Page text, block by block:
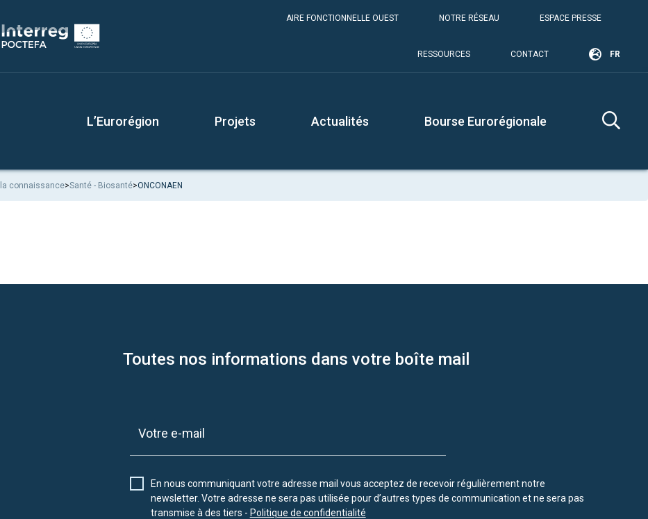
AIRE FONCTIONNELLE OUEST NOTRE RÉSEAU ESPACE PRESSE
RESSOURCES CONTACT FR
L’Eurorégion Projets Actualités Bourse Eurorégionale
connaissance>Santé - Biosanté>ONCONAEN
Toutes nos informations dans votre boîte mail
En nous communiquant votre adresse mail vous acceptez de recevoir régulièrement notre
newsletter. Votre adresse ne sera pas utilisée pour d’autres types de communication et ne sera pas
transmise à des tiers - Politique de confidentialité